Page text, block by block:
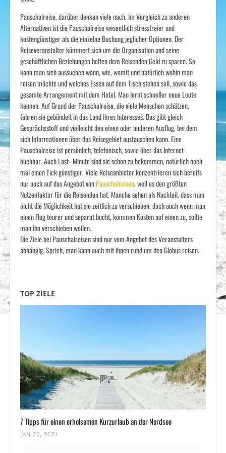
Pauschalreise, darüber denken viele nach. Im Vergleich zu anderen
Alternativen ist die Pauschalreise wesentlich stressfreier und
kostengünstiger als die einzelne Buchung jeglicher Optionen. Der
Reiseveranstalter kümmert sich um die Organisation und seine
geschäftlichen Beziehungen helfen dem Reisenden Geld zu sparen. So
kann man sich aussuchen wann, wie, womit und natürlich wohin man
reisen möchte und welches Essen auf dem Tisch stehen soll, sowie das
gesamte Arrangement mit dem Hotel. Man lernt schneller neue Leute
kennen. Auf Grund der Pauschalreise, die viele Menschen schätzen,
fahren sie gebündelt in das Land ihres Interesses. Das gibt gleich
Gesprächsstoff und vielleicht den einen oder anderen Ausflug, bei dem
sich Informationen über das Reisegebiet austauschen kann. Eine
Pauschalreise ist persönlich, telefonisch, sowie über das Internet
buchbar. Auch Last- Minute sind sie schon zu bekommen, natürlich noch
mal einen Tick günstiger. Viele Reiseanbieter konzentrieren sich bereits
nur noch auf das Angebot vonPauschalreisen, weil es den größten
Nutzenfaktor für die Reisenden hat. Manche sehen als Nachteil, dass man
nicht die Möglichkeit hat sie zeitlich zu verschieben, doch auch wenn man
einen Flug teurer und separat bucht, kommen Kosten auf einen zu, sollte
man ihn verschieben wollen.
Die Ziele bei Pauschalreisen sind nur vom Angebot des Veranstalters
abhängig. Sprich, man kann auch mit ihnen rund um den Globus reisen.
TOP ZIELE
7 Tipps für einen erholsamen Kurzurlaub an der Nordsee
JAN 26, 2021